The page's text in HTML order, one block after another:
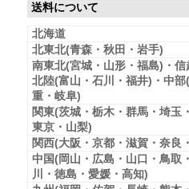
送料について
北海道
北東北(青森・秋田・岩手)
南東北(宮城・山形・福島)・信
北陸(富山・石川・福井)・中
重・岐阜)
関東(茨城・栃木・群馬・埼玉
東京・山梨)
関西(大阪・京都・滋賀・奈良
中国(岡山・広島・山口・鳥取
川・徳島・愛媛・高知)